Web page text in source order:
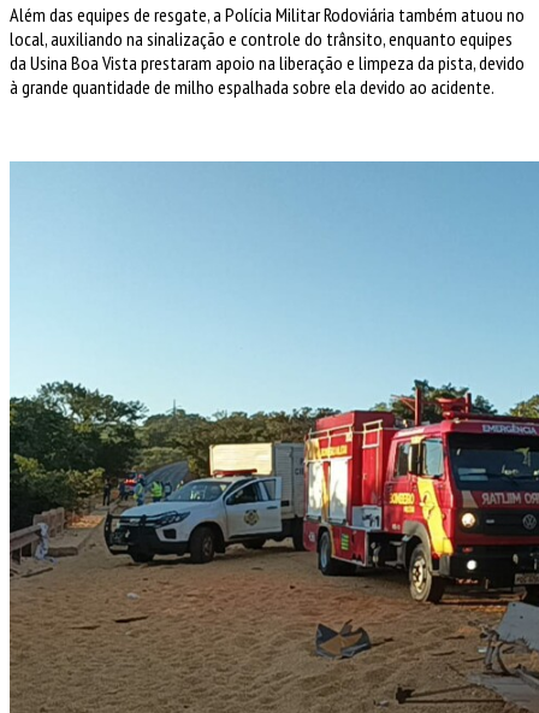
Além das equipes de resgate, a Polícia Militar Rodoviária também atuou no
local, auxiliando na sinalização e controle do trânsito, enquanto equipes
da Usina Boa Vista prestaram apoio na liberação e limpeza da pista, devido
à grande quantidade de milho espalhada sobre ela devido ao acidente.